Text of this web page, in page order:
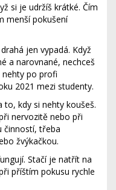
si je udržíš krátké. Čím
menší pokušení
jen vypadá. Když
a narovnané, nechceš
po profi
2021 mezi studenty.
kdy si nehty koušeš.
nervozitě nebo při
činností, třeba
žvýkačkou.
Stačí je natřít na
příštím pokusu rychle